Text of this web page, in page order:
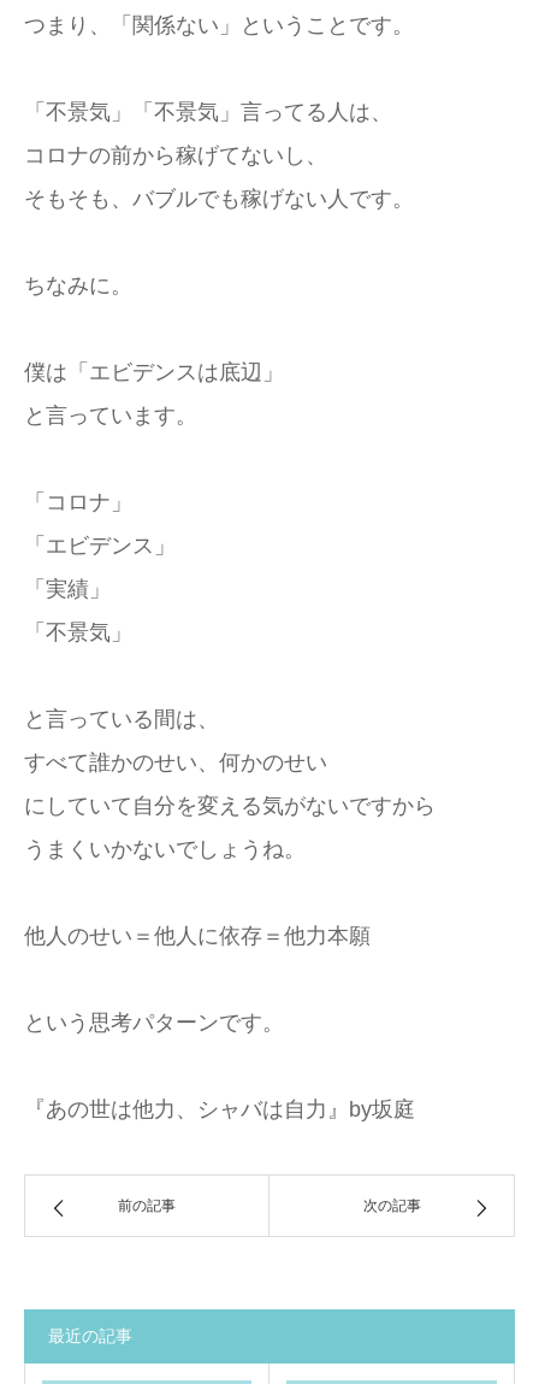
つまり、「関係ない」ということです。
「不景気」「不景気」言ってる人は、
コロナの前から稼げてないし、
そもそも、バブルでも稼げない人です。
ちなみに。
僕は「エビデンスは底辺」
と言っています。
「コロナ」
「エビデンス」
「実績」
「不景気」
と言っている間は、
すべて誰かのせい、何かのせい
にしていて自分を変える気がないですから
うまくいかないでしょうね。
他人のせい＝他人に依存＝他力本願
という思考パターンです。
『あの世は他力、シャバは自力』by坂庭
前の記事 次の記事
最近の記事